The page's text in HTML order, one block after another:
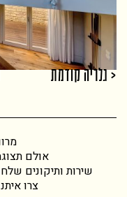
< גלריה קודמת
אולם תצוגה
שירות ותיקונים
צרו